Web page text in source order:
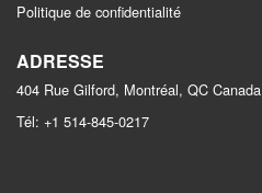
Politique de confidentialité
ADRESSE
404 Rue Gilford, Montréal, QC Canada
Tél: +1 514-845-0217